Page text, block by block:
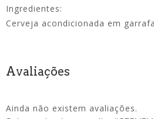
Ingredientes:
Cerveja acondicionada em
Avaliações
Ainda não existem avaliações.